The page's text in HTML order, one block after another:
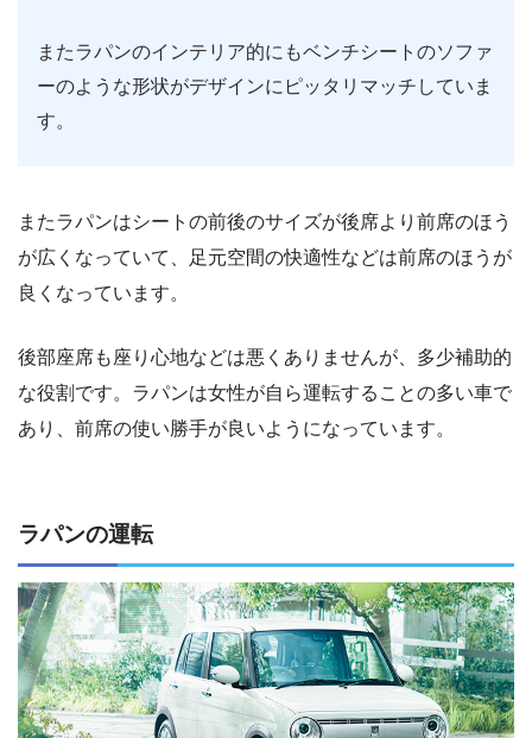
またラパンのインテリア的にもベンチシートのソファ
ーのような形状がデザインにピッタリマッチしていま
す。
またラパンはシートの前後のサイズが後席より前席のほう
が広くなっていて、足元空間の快適性などは前席のほうが
良くなっています。
後部座席も座り心地などは悪くありませんが、多少補助的
な役割です。ラパンは女性が自ら運転することの多い車で
あり、前席の使い勝手が良いようになっています。
ラパンの運転